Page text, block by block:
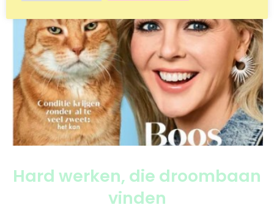
Hard werken, die droombaan
vinden